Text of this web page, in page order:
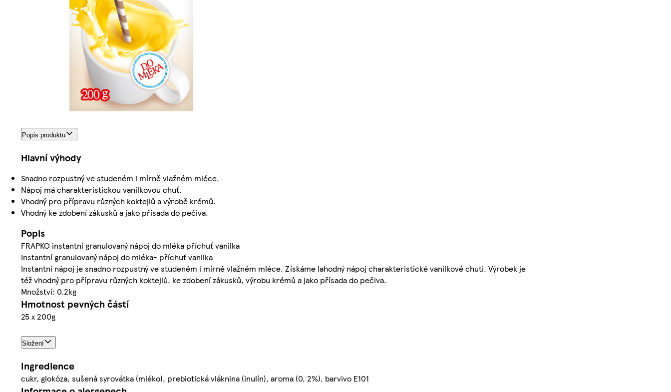
Popis produktu
Hlavní výhody
Snadno rozpustný ve studeném i mírně vlažném mléce.
Nápoj má charakteristickou vanilkovou chuť.
Vhodný pro přípravu různých koktejlů a výrobě krémů.
Vhodný ke zdobení zákusků a jako přísada do pečiva.
Popis
FRAPKO instantní granulovaný nápoj do mléka příchuť vanilka
Instantní granulovaný nápoj do mléka- příchuť vanilka
Instantní nápoj je snadno rozpustný ve studeném i mírně vlažném mléce. Získáme lahodný nápoj charakteristické vanilkové chuti. Výrobek je
též vhodný pro přípravu různých koktejlů, ke zdobení zákusků, výrobu krémů a jako přísada do pečiva.
Množství: 0.2kg
Hmotnost pevných částí
25 x 200g
Složení
Ingredience
cukr, glokóza, sušená syrovátka (mléko), prebiotická vláknina (inulín), aroma (0, 2%), barvivo E101